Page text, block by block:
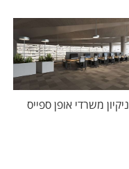
ניקיון משרדי אופן ספייס